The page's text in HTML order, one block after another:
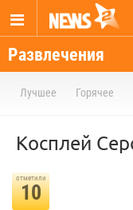
Развлечения
Лучшее Горячее
Косплей
отметили
10